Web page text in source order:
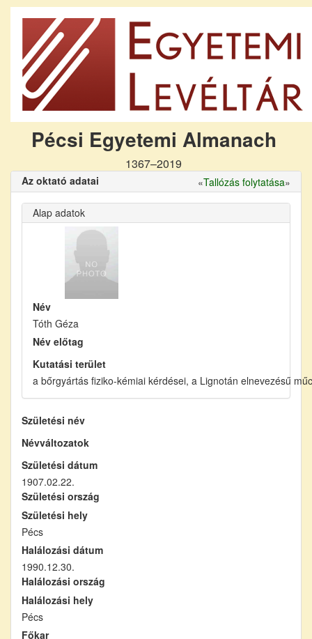
Pécsi Egyetemi Almanach
1367–2019
Az oktató adatai «Tallózás folytatása»
Alap adatok
Név
Tóth Géza
Név előtag
Kutatási terület
a bőrgyártás fiziko-kémiai kérdései, a Lignotán elnevezésű
Születési név
Névváltozatok
Születési dátum
1907.02.22.
Születési ország
Születési hely
Pécs
Halálozási dátum
1990.12.30.
Halálozási ország
Halálozási hely
Pécs
Főkar